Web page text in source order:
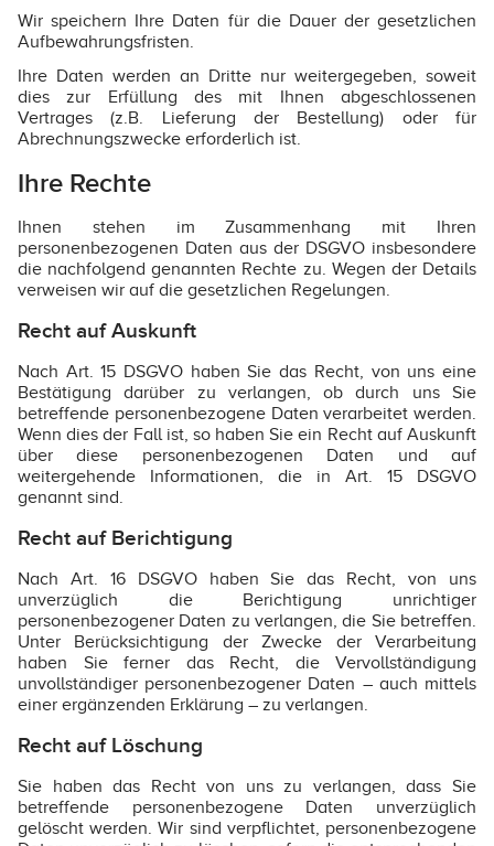
Wir speichern Ihre Daten für die Dauer der gesetzlichen
Aufbewahrungsfristen.
Ihre Daten werden an Dritte nur weitergegeben, soweit
dies zur Erfüllung des mit Ihnen abgeschlossenen
Vertrages (z.B. Lieferung der Bestellung) oder für
Abrechnungszwecke erforderlich ist.
Ihre Rechte
Ihnen stehen im Zusammenhang mit Ihren
personenbezogenen Daten aus der DSGVO insbesondere
die nachfolgend genannten Rechte zu. Wegen der Details
verweisen wir auf die gesetzlichen Regelungen.
Recht auf Auskunft
Nach Art. 15 DSGVO haben Sie das Recht, von uns eine
Bestätigung darüber zu verlangen, ob durch uns Sie
betreffende personenbezogene Daten verarbeitet werden.
Wenn dies der Fall ist, so haben Sie ein Recht auf Auskunft
über diese personenbezogenen Daten und auf
weitergehende Informationen, die in Art. 15 DSGVO
genannt sind.
Recht auf Berichtigung
Nach Art. 16 DSGVO haben Sie das Recht, von uns
unverzüglich die Berichtigung unrichtiger
personenbezogener Daten zu verlangen, die Sie betreffen.
Unter Berücksichtigung der Zwecke der Verarbeitung
haben Sie ferner das Recht, die Vervollständigung
unvollständiger personenbezogener Daten – auch mittels
einer ergänzenden Erklärung – zu verlangen.
Recht auf Löschung
Sie haben das Recht von uns zu verlangen, dass Sie
betreffende personenbezogene Daten unverzüglich
gelöscht werden. Wir sind verpflichtet, personenbezogene